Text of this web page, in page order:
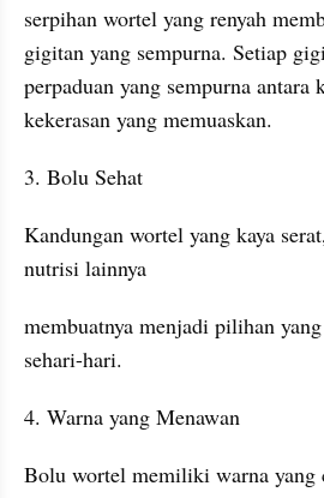
serpihan wortel yang renyah
gigitan yang sempurna. Setiap
perpaduan yang sempurna antara
kekerasan yang memuaskan.
3. Bolu Sehat
Kandungan wortel yang kaya
nutrisi lainnya
membuatnya menjadi pilihan
sehari-hari.
4. Warna yang Menawan
Bolu wortel memiliki warna yang